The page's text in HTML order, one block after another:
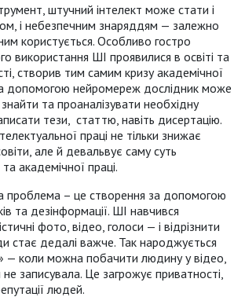
штучний інтелект може стати і
і небезпечним знаряддям — залежно
користується. Особливо гостро
використання ШІ проявилися в освіті та
створив тим самим кризу академічної
допомогою нейромереж дослідник може
та проаналізувати необхідну
тези, статтю, навіть дисертацію.
праці не тільки знижає
але й девальвує саму суть
академічної праці.
– це створення за допомогою
та дезінформації. ШІ навчився
фото, відео, голоси — і відрізнити
стає дедалі важче. Так народжується
— коли можна побачити людину у відео,
записувала. Це загрожує приватності,
людей.